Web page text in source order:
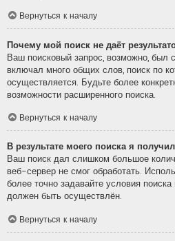
Вернуться к началу
Почему мой поиск не даёт
Ваш поисковый запрос, возможно,
включал много общих слов, поиск по
осуществляется. Будьте более
возможности расширенного поиска.
Вернуться к началу
В результате моего поиска я
Ваш поиск дал слишком большое
веб-сервер не смог обработать.
более точно задавайте условия
должен быть осуществлён.
Вернуться к началу